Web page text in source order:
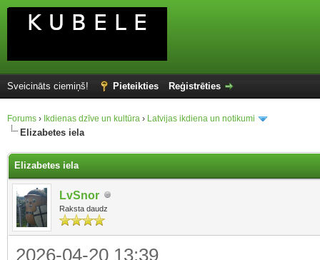
Sveicināts ciemiņš! Pieteikties Reģistrēties
Forums › Ikdienas dzīve un kultūra › Latvijas ikdiena un notikumi
Elizabetes iela
Elizabetes iela
LvSnor
Raksta daudz
2026-04-20 13:39